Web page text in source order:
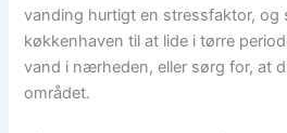
vanding hurtigt en stressfaktor, og
køkkenhaven til at lide i tørre
vand i nærheden, eller sørg for, at
området.